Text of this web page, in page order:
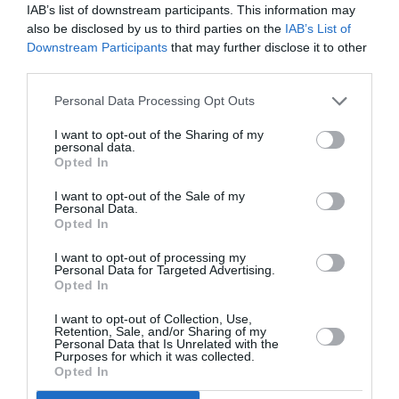
IAB’s list of downstream participants. This information may
also be disclosed by us to third parties on the IAB’s List of
Downstream Participants that may further disclose it to other
Personal Data Processing Opt Outs
I want to opt-out of the Sharing of my
personal data.
Opted In
I want to opt-out of the Sale of my
Personal Data.
Opted In
I want to opt-out of processing my
Personal Data for Targeted Advertising.
Opted In
I want to opt-out of Collection, Use,
Retention, Sale, and/or Sharing of my
Personal Data that Is Unrelated with the
Purposes for which it was collected.
Opted In
άλλους)» λέει ο ψυχολόγοςJoel Schwartz.
Ωστόσο, μια υπόθεση που προτάθηκε το2012
από τον κοινωνιολόγοDamian Miltonτο
αμφισβητεί, επισημαίνοντας ότι η επικοινωνία
ανάμεσα σε άτομα που αντιμετωπίζουν τον
κόσμο με τον ίδιο τρόπο είναι πολύ πιο εφικτή,
ακόμα και αν μιλάμε για δύο άτομα στο φάσμα:
Αν φέρεις κοντά δύο αυτιστικούς και τους
πολύ καλά, καταλαβαίνουν πολύ καλά ο ένας
τον άλλον, συναισθάνονται πολύ καλά ο ένας
τον άλλον» εξηγεί ο Schwartz.